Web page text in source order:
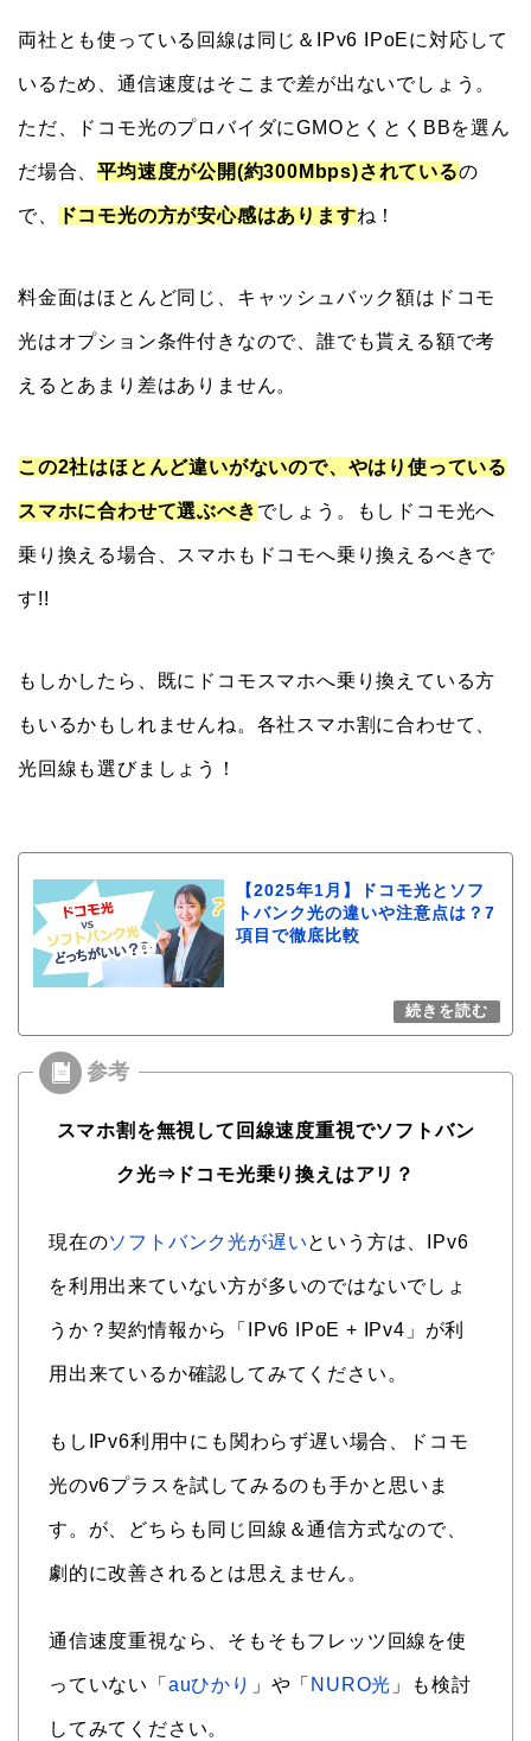
両社とも使っている回線は同じ＆IPv6 IPoEに対応して
いるため、通信速度はそこまで差が出ないでしょう。
ただ、ドコモ光のプロバイダにGMOとくとくBBを選ん
だ場合、平均速度が公開(約300Mbps)されているの
で、 ドコモ光の方が安心感はありますね！
料金面はほとんど同じ、キャッシュバック額はドコモ
光はオプション条件付きなので、誰でも貰える額で考
えるとあまり差はありません。
この2社はほとんど違いがないので、やはり使っている
スマホに合わせて選ぶべき でしょう。もしドコモ光へ
乗り換える場合、スマホもドコモへ乗り換えるべきで
す!!
もしかしたら、既にドコモスマホへ乗り換えている方
もいるかもしれませんね。各社スマホ割に合わせて、
光回線も選びましょう！
【2025年1月】ドコモ光とソフ
トバンク光の違いや注意点は？7
項目で徹底比較
スマホ割を無視して回線速度重視でソフトバン
ク光⇒ドコモ光乗り換えはアリ？
現在のソフトバンク光が遅いという方は、IPv6
を利用出来ていない方が多いのではないでしょ
うか？契約情報から「IPv6 IPoE + IPv4」が利
用出来ているか確認してみてください。
もしIPv6利用中にも関わらず遅い場合、ドコモ
光のv6プラスを試してみるのも手かと思いま
す。が、どちらも同じ回線＆通信方式なので、
劇的に改善されるとは思えません。
通信速度重視なら、そもそもフレッツ回線を使
っていない「 auひかり 」や「 NURO光 」も検討
してみてください。